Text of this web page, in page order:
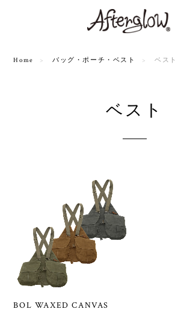
Home バッグ・ポーチ・ベスト ベスト
ベスト
BOL WAXED CANVAS